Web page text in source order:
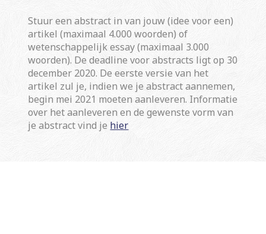
Stuur een abstract in van jouw (idee voor een)
artikel (maximaal 4.000 woorden) of
wetenschappelijk essay (maximaal 3.000
woorden). De deadline voor abstracts ligt op 30
december 2020. De eerste versie van het
artikel zul je, indien we je abstract aannemen,
begin mei 2021 moeten aanleveren. Informatie
over het aanleveren en de gewenste vorm van
je abstract vind je hier